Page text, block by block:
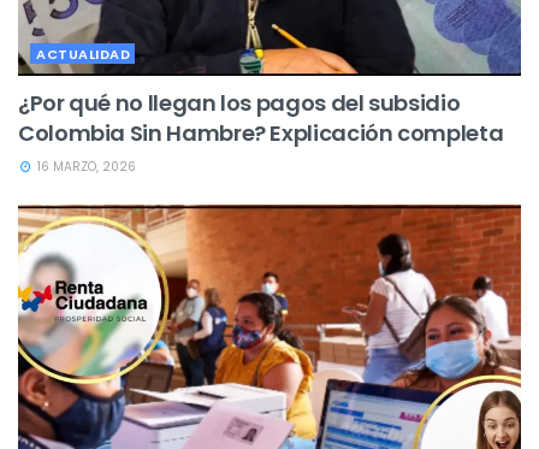
ACTUALIDAD
¿Por qué no llegan los pagos del subsidio
Colombia Sin Hambre? Explicación completa
16 MARZO, 2026